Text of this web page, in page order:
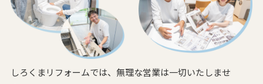
しろくまリフォームでは、無理な営業は一切いたしませ